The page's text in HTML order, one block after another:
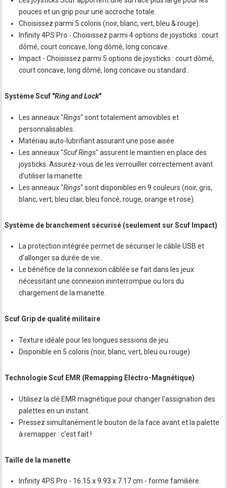
pouces et un grip pour une accroche totale.
Choisissez parmi 5 coloris (noir, blanc, vert, bleu & rouge).
Infinity 4PS Pro - Choisissez parmi 4 options de joysticks : court
dômé, court concave, long dômé, long concave.
Impact - Choisissez parmi 5 options de joysticks : court dômé,
court concave, long dômé, long concave ou standard..
Système Scuf "Ring and Lock"
Les anneaux "Rings" sont totalement amovibles et
personnalisables.
Matériau auto-lubrifiant assurant une pose aisée.
Les anneaux "Scuf Rings" assurent le maintien en place des
joysticks. Assurez-vous de les verrouiller correctement avant
d'utiliser la manette.
Les anneaux "Rings" sont disponibles en 9 couleurs (noir, gris,
blanc, vert, bleu clair, bleu foncé, rouge, orange et rose).
Système de branchement sécurisé (seulement sur Scuf Impact)
La protection intégrée permet de sécuriser le câble USB et
d'allonger sa durée de vie.
Le bénéfice de la connexion câblée se fait dans les jeux
nécessitant une connexion ininterrompue ou lors du
chargement de la manette.
Scuf Grip de qualité militaire
Texture idéale pour les longues sessions de jeu.
Disponible en 5 coloris (noir, blanc, vert, bleu ou rouge)
Technologie Scuf EMR (Remapping Eléctro-Magnétique)
Utilisez la clé EMR magnétique pour changer l'assignation des
palettes en un instant.
Pressez simultanément le bouton de la face avant et la palette
à remapper : c'est fait !
Taille de la manette
Infinity 4PS Pro - 16.15 x 9.93 x 7.17 cm - forme familière.